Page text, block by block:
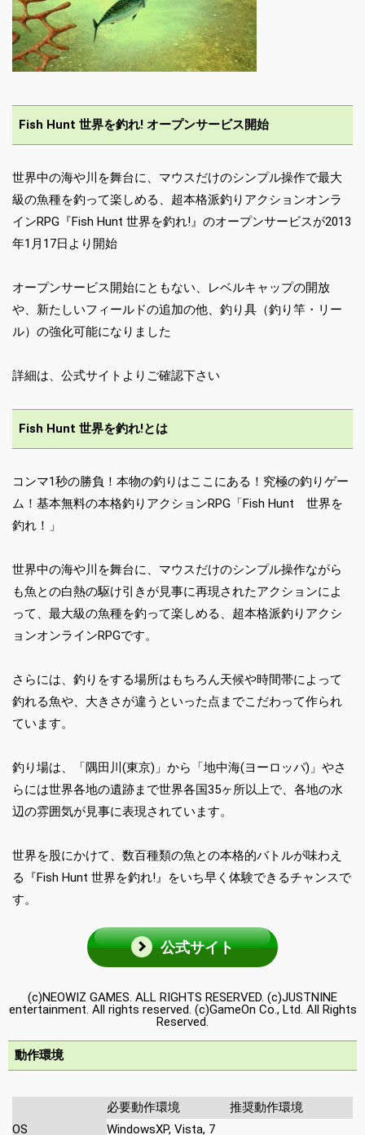
Fish Hunt 世界を釣れ! オープンサービス開始
世界中の海や川を舞台に、マウスだけのシンプル操作で最大
級の魚種を釣って楽しめる、超本格派釣りアクションオンラ
インRPG『Fish Hunt 世界を釣れ!』のオープンサービスが2013
年1月17日より開始
オープンサービス開始にともない、レベルキャップの開放
や、新たしいフィールドの追加の他、釣り具（釣り竿・リー
ル）の強化可能になりました
詳細は、公式サイトよりご確認下さい
Fish Hunt 世界を釣れ!とは
コンマ1秒の勝負！本物の釣りはここにある！究極の釣りゲー
ム！基本無料の本格釣りアクションRPG「Fish Hunt 世界を
釣れ！」
世界中の海や川を舞台に、マウスだけのシンプル操作ながら
も魚との白熱の駆け引きが見事に再現されたアクションによ
って、最大級の魚種を釣って楽しめる、超本格派釣りアクシ
ョンオンラインRPGです。
さらには、釣りをする場所はもちろん天候や時間帯によって
釣れる魚や、大きさが違うといった点までこだわって作られ
ています。
釣り場は、「隅田川(東京)」から「地中海(ヨーロッパ)」やさ
らには世界各地の遺跡まで世界各国35ヶ所以上で、各地の水
辺の雰囲気が見事に表現されています。
世界を股にかけて、数百種類の魚との本格的バトルが味わえ
る『Fish Hunt 世界を釣れ!』をいち早く体験できるチャンスで
す。
公式サイト
(c)NEOWIZ GAMES. ALL RIGHTS RESERVED. (c)JUSTNINE
entertainment. All rights reserved. (c)GameOn Co., Ltd. All Rights
Reserved.
動作環境
必要動作環境
推奨動作環境
OS
WindowsXP, Vista, 7